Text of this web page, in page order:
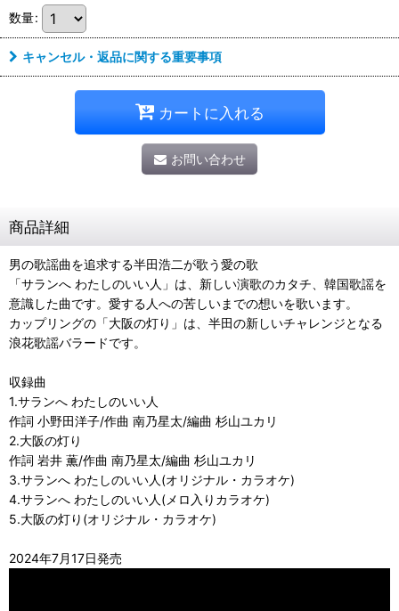
数量:
キャンセル・返品に関する重要事項
カートに入れる
お問い合わせ
商品詳細
男の歌謡曲を追求する半田浩二が歌う愛の歌
「サランへ わたしのいい人」は、新しい演歌のカタチ、韓国歌謡を
意識した曲です。愛する人への苦しいまでの想いを歌います。
カップリングの「大阪の灯り」は、半田の新しいチャレンジとなる
浪花歌謡バラードです。
収録曲
1.サランへ わたしのいい人
作詞 小野田洋子/作曲 南乃星太/編曲 杉山ユカリ
2.大阪の灯り
作詞 岩井 薫/作曲 南乃星太/編曲 杉山ユカリ
3.サランへ わたしのいい人(オリジナル・カラオケ)
4.サランへ わたしのいい人(メロ入りカラオケ)
5.大阪の灯り(オリジナル・カラオケ)
2024年7月17日発売